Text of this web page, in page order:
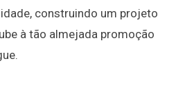
construindo um projeto
à tão almejada promoção